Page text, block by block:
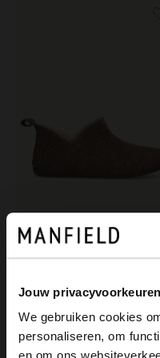
Jouw privacyvoorkeuren
We gebruiken cookies
personaliseren, om
Manfield
Beigefarbene Pantoffeln